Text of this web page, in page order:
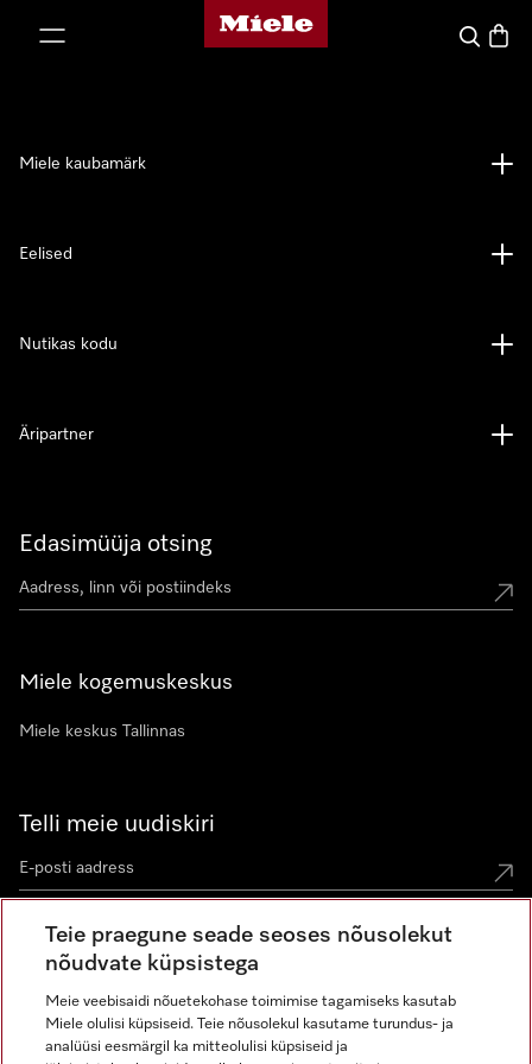
Miele avaleht
Search
Edasimüüja otsing
Miele kogemuskeskus
Miele keskus Tallinnas
Telli meie uudiskiri
Miele kaubamärk
Eelised
Nutikas kodu
Äripartner
Miele Instagramis
Miele Facebookis
Miele Youtube'is
Teie praegune seade seoses nõusolekut
nõudvate küpsistega
Meie veebisaidi nõuetekohase toimimise tagamiseks kasutab
Miele olulisi küpsiseid. Teie nõusolekul kasutame turundus- ja
analüüsi eesmärgil ka mitteolulisi küpsiseid ja